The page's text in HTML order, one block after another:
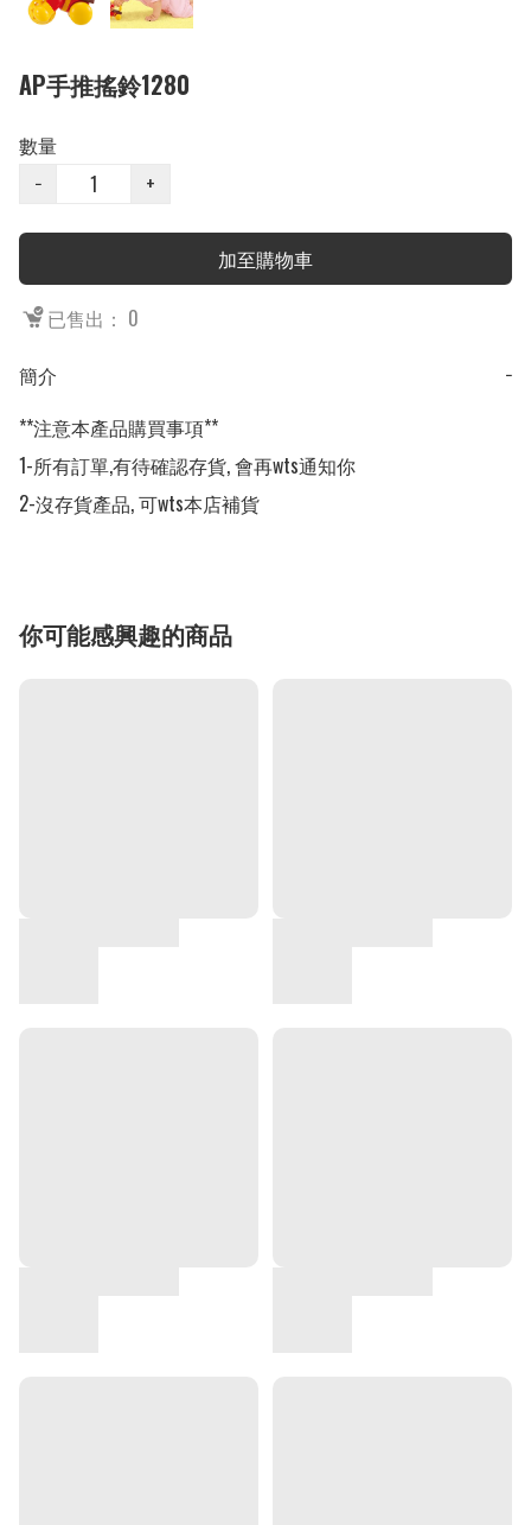
AP手推搖鈴1280
數量
−
+
加至購物車
已售出： 0
簡介
−
**注意本產品購買事項**
1-所有訂單,有待確認存貨, 會再wts通知你
2-沒存貨產品, 可wts本店補貨
你可能感興趣的商品